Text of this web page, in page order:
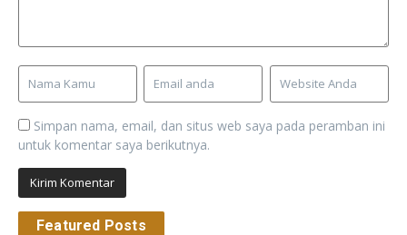
Simpan nama, email, dan situs web saya pada peramban ini
untuk komentar saya berikutnya.
Featured Posts